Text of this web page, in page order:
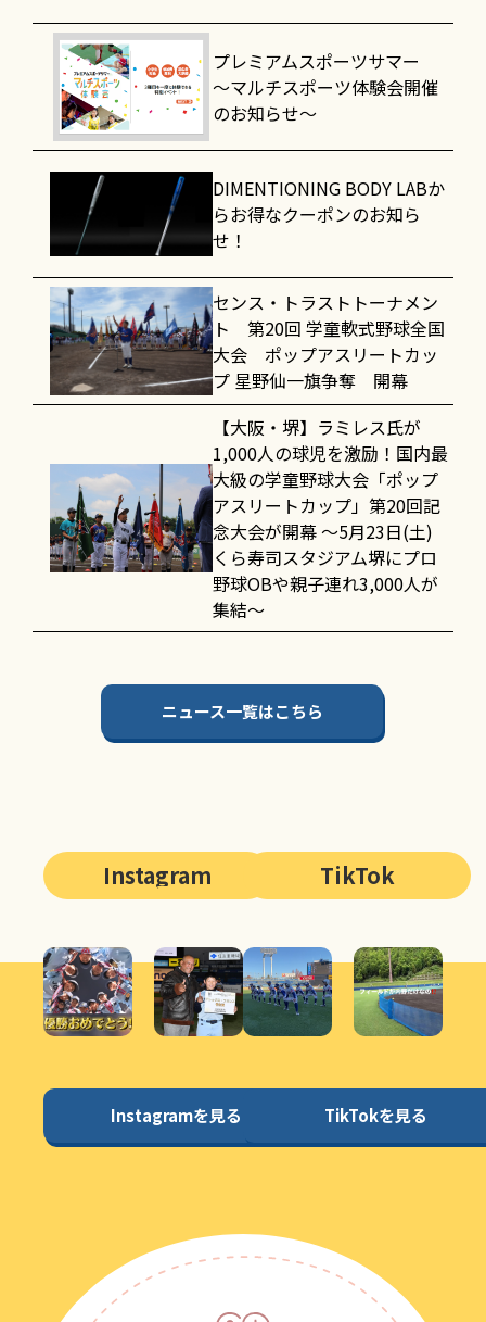
プレミアムスポーツサマー
～マルチスポーツ体験会開催
のお知らせ～
DIMENTIONING BODY LABか
らお得なクーポンのお知ら
せ！
センス・トラストトーナメン
ト 第20回 学童軟式野球全国
大会 ポップアスリートカッ
プ 星野仙一旗争奪 開幕
【大阪・堺】ラミレス氏が
1,000人の球児を激励！国内最
大級の学童野球大会「ポップ
アスリートカップ」第20回記
念大会が開幕 〜5月23日(土)
くら寿司スタジアム堺にプロ
野球OBや親子連れ3,000人が
集結〜
ニュース一覧はこちら
Instagram
Instagramを見る
TikTok
TikTokを見る